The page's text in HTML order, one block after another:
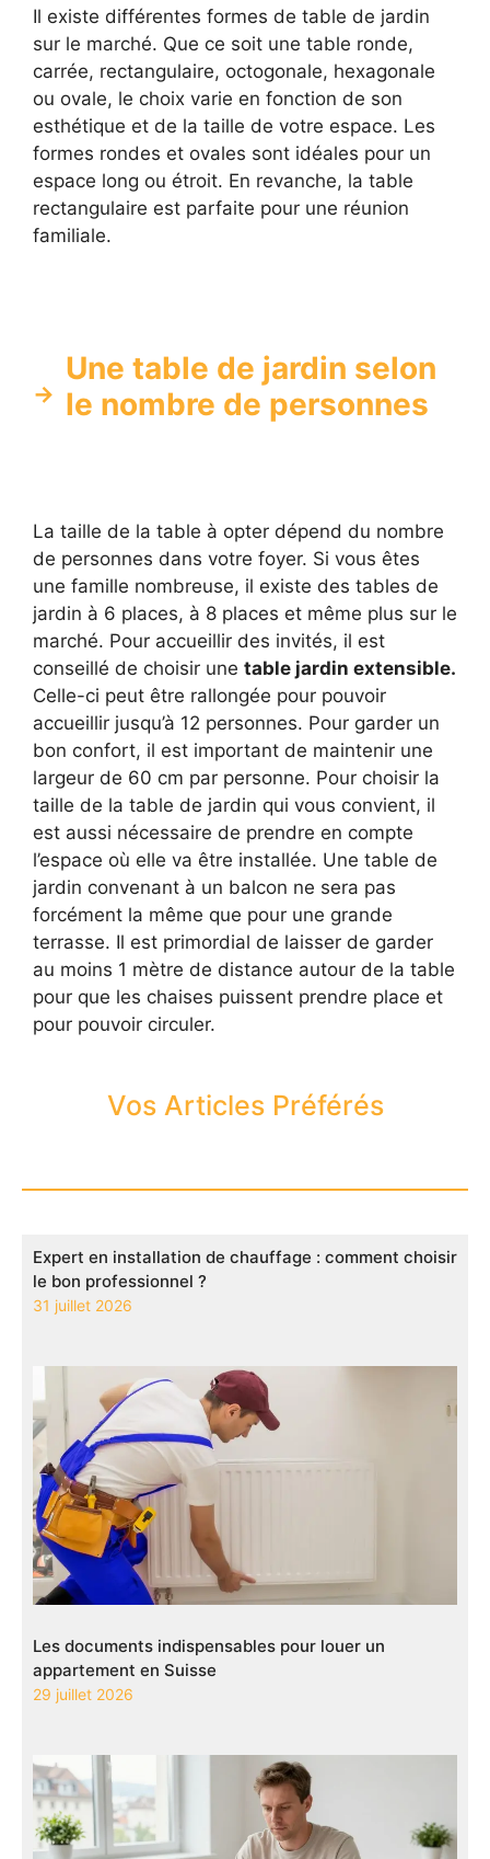
Il existe différentes formes de table de jardin
sur le marché. Que ce soit une table ronde,
carrée, rectangulaire, octogonale, hexagonale
ou ovale, le choix varie en fonction de son
esthétique et de la taille de votre espace. Les
formes rondes et ovales sont idéales pour un
espace long ou étroit. En revanche, la table
rectangulaire est parfaite pour une réunion
familiale.
Une table de jardin selon
le nombre de personnes
La taille de la table à opter dépend du nombre
de personnes dans votre foyer. Si vous êtes
une famille nombreuse, il existe des tables de
jardin à 6 places, à 8 places et même plus sur le
marché. Pour accueillir des invités, il est
conseillé de choisir une table jardin extensible.
Celle-ci peut être rallongée pour pouvoir
accueillir jusqu’à 12 personnes. Pour garder un
bon confort, il est important de maintenir une
largeur de 60 cm par personne. Pour choisir la
taille de la table de jardin qui vous convient, il
est aussi nécessaire de prendre en compte
l’espace où elle va être installée. Une table de
jardin convenant à un balcon ne sera pas
forcément la même que pour une grande
terrasse. Il est primordial de laisser de garder
au moins 1 mètre de distance autour de la table
pour que les chaises puissent prendre place et
pour pouvoir circuler.
Vos Articles Préférés
Expert en installation de chauffage : comment choisir
le bon professionnel ?
31 juillet 2026
Les documents indispensables pour louer un
appartement en Suisse
29 juillet 2026